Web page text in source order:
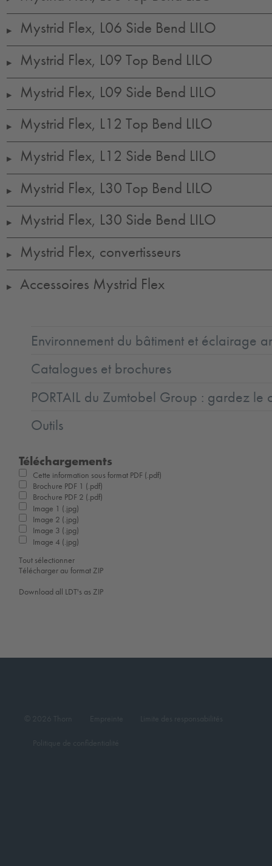
▶ Mystrid Flex, L06 Side Bend LILO
▶ Mystrid Flex, L09 Top Bend LILO
▶ Mystrid Flex, L09 Side Bend LILO
▶ Mystrid Flex, L12 Top Bend LILO
▶ Mystrid Flex, L12 Side Bend LILO
▶ Mystrid Flex, L30 Top Bend LILO
▶ Mystrid Flex, L30 Side Bend LILO
▶ Mystrid Flex, convertisseurs
▶ Accessoires Mystrid Flex
Environnement du bâtiment et éclairage
Catalogues et brochures
PORTAIL du Zumtobel Group : gardez le
Outils
Téléchargements
Cette information sous format PDF (.pdf)
Brochure PDF 1 (.pdf)
Brochure PDF 2 (.pdf)
Image 1 (.jpg)
Image 2 (.jpg)
Image 3 (.jpg)
Image 4 (.jpg)
Tout sélectionner
Télécharger au format ZIP
Download all LDT's as ZIP